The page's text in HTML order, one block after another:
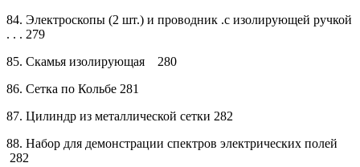
84. Электроскопы (2 шт.) и проводник .с изолирующей ручкой
. . . 279
85. Скамья изолирующая
280
86. Сетка по Кольбе 281
87. Цилиндр из металлической сетки 282
88. Набор для демонстрации спектров электрических полей
282